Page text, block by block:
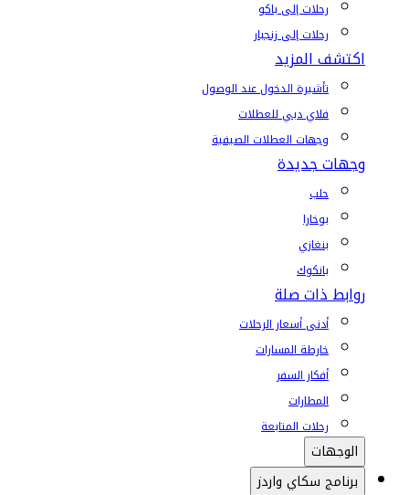
رحلات إلى باكو
رحلات إلى زنجبار
اكتشف المزيد
تأشيرة الدخول عند الوصول
فلاي دبي للعطلات
وجهات العطلات الصيفية
وجهات جديدة
حلب
بوخارا
بنغازي
بانكوك
روابط ذات صلة
أدنى أسعار الرحلات
خارطة المسارات
أفكار السفر
المطارات
رحلات المتابعة
الوجهات
برنامج سكاي واردز